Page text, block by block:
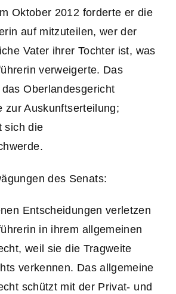
Oktober 2012 forderte er die
auf mitzuteilen, wer der
Vater ihrer Tochter ist, was
verweigerte. Das
Oberlandesgericht
zur Auskunftserteilung;
sich die
des Senats:
Entscheidungen verletzen
in ihrem allgemeinen
weil sie die Tragweite
verkennen. Das allgemeine
schützt mit der Privat- und